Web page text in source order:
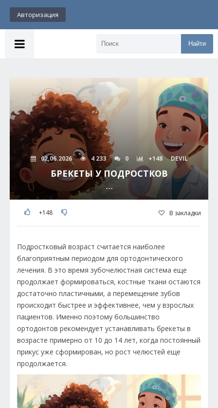
Авторизация
Найти
02.06.2026 4 233 0 +148 DEVIL
БРЕКЕТЫ У ПОДРОСТКОВ
---
+148 В закладки
Подростковый возраст считается наиболее
благоприятным периодом для ортодонтического
лечения. В это время зубочелюстная система еще
продолжает формироваться, костные ткани остаются
достаточно пластичными, а перемещение зубов
происходит быстрее и эффективнее, чем у взрослых
пациентов. Именно поэтому большинство
ортодонтов рекомендует устанавливать брекеты в
возрасте примерно от 10 до 14 лет, когда постоянный
прикус уже сформирован, но рост челюстей еще
продолжается.